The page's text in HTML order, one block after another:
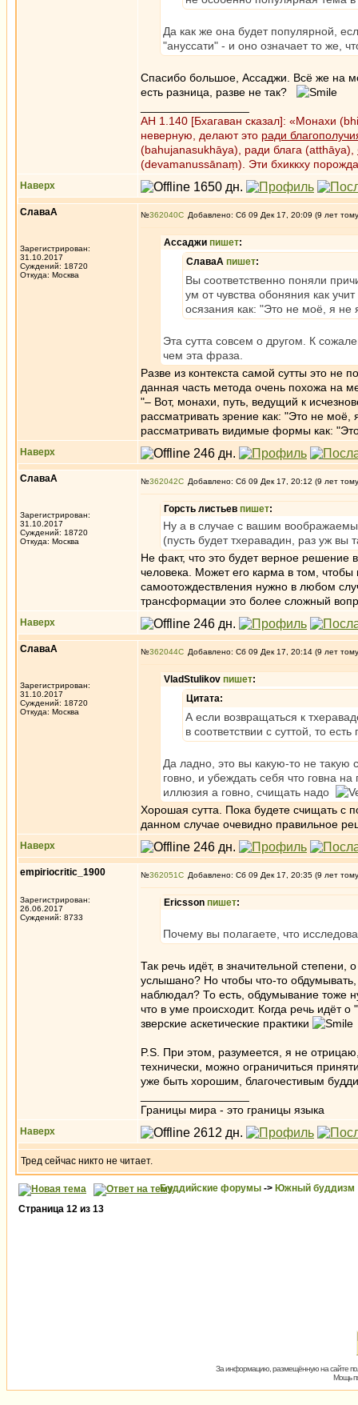
Да как же она будет популярной,
"ануссати" - и оно означает то же,
Спасибо большое, Ассаджи. Всё же на
есть разница, разве не так?
АН 1.140 [Бхагаван сказал]: «Монахи
неверную, делают это ради
(bahujanasukhāya), ради блага (atthāya),
(devamanussānaṃ). Эти бхиккху
Наверх
СлаваА
Зарегистрирован:
31.10.2017
Суждений: 18720
Откуда: Москва
№362040 Добавлено: Сб 09 Дек 17, 20:09 (9 лет
Ассаджи пишет:
СлаваА пишет:
Вы соответственно поняли
ум от чувства обоняния как
осязания как: "Это не моё, я не
Эта сутта совсем о другом. К
чем эта фраза.
Разве из контекста самой сутты это не
данная часть метода очень похожа на
"– Вот, монахи, путь, ведущий к
рассматривать зрение как: "Это не
рассматривать видимые формы как:
Наверх
СлаваА
Зарегистрирован:
31.10.2017
Суждений: 18720
Откуда: Москва
№362042 Добавлено: Сб 09 Дек 17, 20:12 (9 лет
Горсть листьев пишет:
Ну а в случае с вашим
(пусть будет тхеравадин, раз уж вы
Не факт, что это будет верное решение
человека. Может его карма в том, чтобы
самоотождествления нужно в любом
трансформации это более сложный
Наверх
СлаваА
Зарегистрирован:
31.10.2017
Суждений: 18720
Откуда: Москва
№362044 Добавлено: Сб 09 Дек 17, 20:14 (9 лет
VladStulikov пишет:
Цитата:
А если возвращаться к
в соответствии с суттой, то
Да ладно, это вы какую-то не такую
говно, и убеждать себя что говна
иллюзия а говно, счищать надо
Хорошая сутта. Пока будете счищать с
данном случае очевидно правильное
Наверх
empiriocritic_1900
Зарегистрирован:
26.06.2017
Суждений: 8733
№362051 Добавлено: Сб 09 Дек 17, 20:35 (9 лет
Ericsson пишет:
Почему вы полагаете, что
Так речь идёт, в значительной
услышано? Но чтобы что-то обдумывать,
наблюдал? То есть, обдумывание тоже
что в уме происходит. Когда речь идёт
зверские аскетические практики
P.S. При этом, разумеется, я не
технически, можно ограничиться
уже быть хорошим, благочестивым
Границы мира - это границы языка
Наверх
Тред сейчас никто не читает.
Буддийские форумы -> Южный буддизм
Страница 12 из 13
За информацию, размещённую на сайте
Мощь